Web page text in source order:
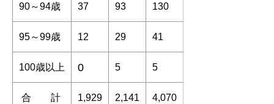
90～94歳 37 93 130
95～99歳 12 29 41
100歳以上 0 5 5
合 計 1,929 2,141 4,070